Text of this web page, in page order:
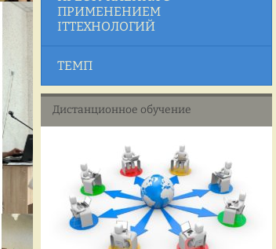
ПРИМЕНЕНИЕМ
ITТЕХНОЛОГИЙ
ТЕМП
Дистанционное обучение